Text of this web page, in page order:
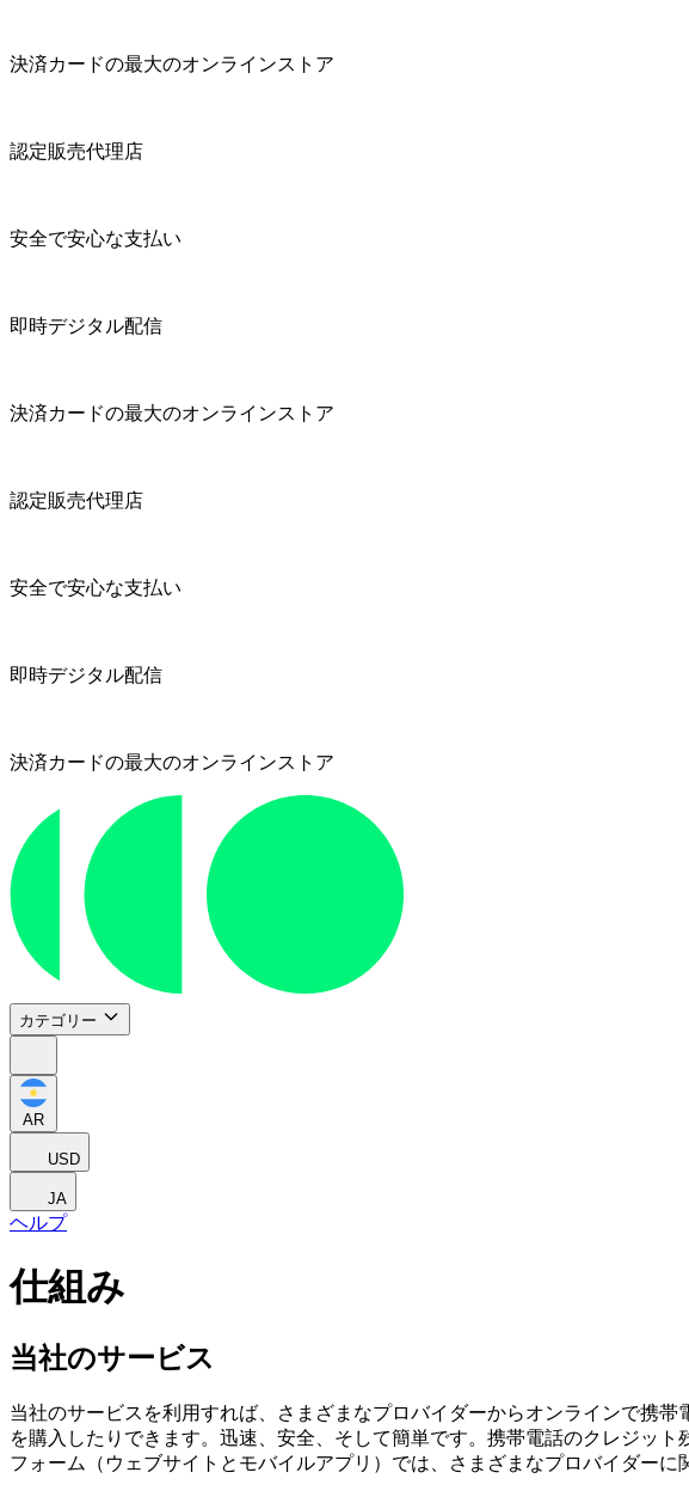
決済カードの最大のオンラインストア
認定販売代理店
安全で安心な支払い
即時デジタル配信
決済カードの最大のオンラインストア
認定販売代理店
安全で安心な支払い
即時デジタル配信
決済カードの最大のオンラインストア
カテゴリー
AR
USD
JA
ヘルプ
仕組み
当社のサービス
当社のサービスを利用すれば、さまざまなプロバイダーからオンラインで携
を購入したりできます。迅速、安全、そして簡単です。携帯電話のクレジッ
フォーム（ウェブサイトとモバイルアプリ）では、さまざまなプロバイダー